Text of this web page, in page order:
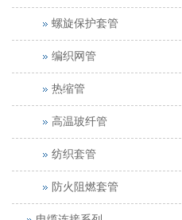
螺旋保护套管
编织网管
热缩管
高温玻纤管
纺织套管
防火阻燃套管